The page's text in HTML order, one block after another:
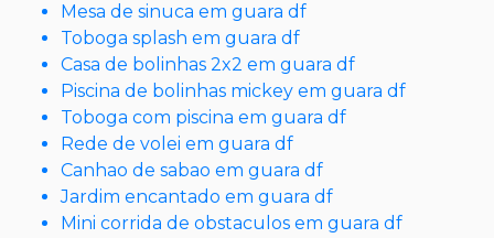
Mesa de sinuca em guara df
Toboga splash em guara df
Casa de bolinhas 2x2 em guara df
Piscina de bolinhas mickey em guara df
Toboga com piscina em guara df
Rede de volei em guara df
Canhao de sabao em guara df
Jardim encantado em guara df
Mini corrida de obstaculos em guara df